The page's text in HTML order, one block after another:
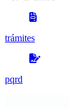
trámites
pqrd